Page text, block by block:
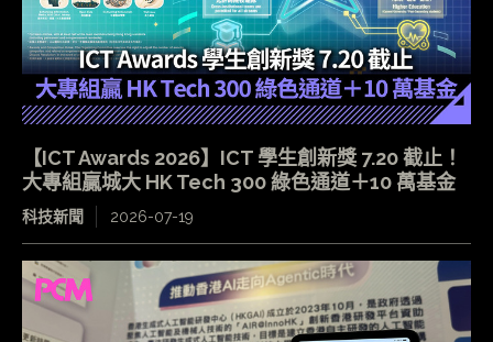
【ICT Awards 2026】ICT 學生創新獎 7.20 截止！
大專組贏城大 HK Tech 300 綠色通道＋10 萬基金
科技新聞 2026-07-19